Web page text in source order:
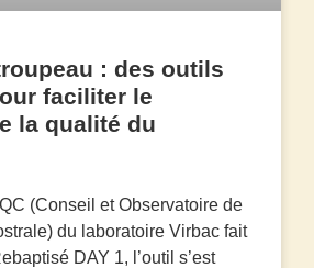
: des outils
faciliter le
la qualité du
(Conseil et Observatoire de
du laboratoire Virbac fait
DAY 1, l’outil s’est